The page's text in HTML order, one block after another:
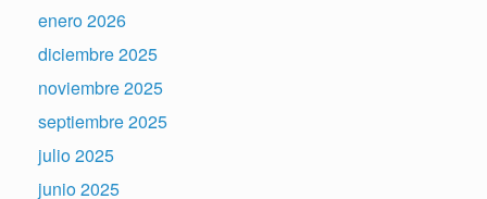
enero 2026
diciembre 2025
noviembre 2025
septiembre 2025
julio 2025
junio 2025